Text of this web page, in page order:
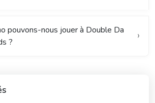
pouvons-nous jouer à Double Da
?